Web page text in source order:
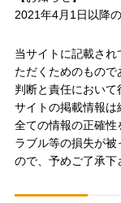
2021年4月1日以降の
当サイトに記載さ
ただくためのもの
判断と責任におい
サイトの掲載情報
全ての情報の正確性
ラブル等の損失が
ので、予めご了承下